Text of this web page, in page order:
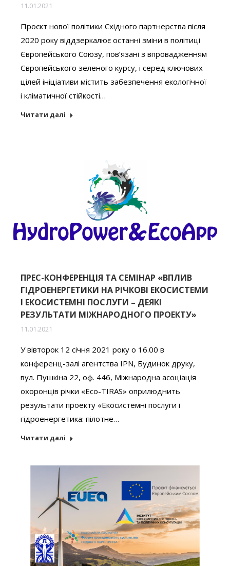
11.01.2021
Проєкт нової політики Східного партнерства після
2020 року віддзеркалює останні зміни в політиці
Європейського Союзу, пов’язані з впровадженням
Європейського зеленого курсу, і серед ключових
цілей ініціативи містить забезпечення екологічної
і кліматичної стійкості…
Читати далі
ПРЕС-КОНФЕРЕНЦІЯ ТА СЕМІНАР «ВПЛИВ
ГІДРОЕНЕРГЕТИКИ НА РІЧКОВІ ЕКОСИСТЕМИ
І ЕКОСИСТЕМНІ ПОСЛУГИ – ДЕЯКІ
РЕЗУЛЬТАТИ МІЖНАРОДНОГО ПРОЕКТУ»
11.01.2021
У вівторок 12 січня 2021 року о 16.00 в
конференц-залі агентства IPN, Будинок друку,
вул. Пушкіна 22, оф. 446, Міжнародна асоціація
охоронців річки «Eco-TIRAS» оприлюднить
результати проекту «Екосистемні послуги і
гідроенергетика: пілотне…
Читати далі